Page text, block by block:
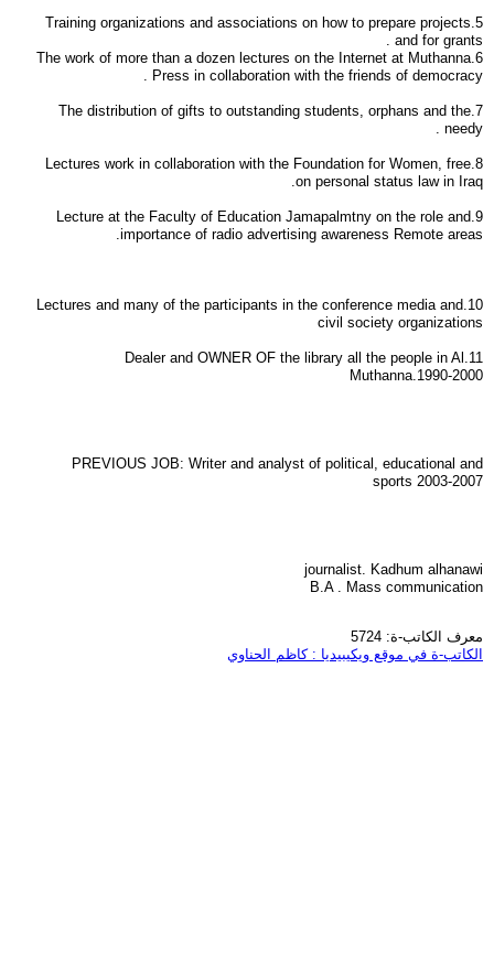
5.Training organizations and associations on how to prepare projects
and for grants .
6.The work of more than a dozen lectures on the Internet at Muthanna
Press in collaboration with the friends of democracy .
7.The distribution of gifts to outstanding students, orphans and the
needy .
8.Lectures work in collaboration with the Foundation for Women, free
on personal status law in Iraq.
9.Lecture at the Faculty of Education Jamapalmtny on the role and
importance of radio advertising awareness Remote areas.
10.Lectures and many of the participants in the conference media and
civil society organizations
11.Dealer and OWNER OF the library all the people in Al
Muthanna.1990-2000
PREVIOUS JOB: Writer and analyst of political, educational and
sports 2003-2007
journalist. Kadhum alhanawi
B.A . Mass communication
معرف الكاتب-ة: 5724
الكاتب-ة في موقع ويكيبيديا : كاظم الحناوي